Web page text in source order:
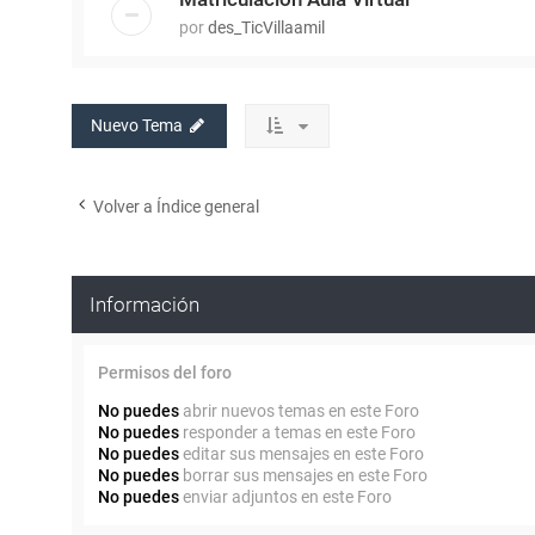
pordes_TicVillaamil
Nuevo Tema
Volver a Índice general
Información
Permisos del foro
No puedes abrir nuevos temas en este Foro
No puedes responder a temas en este Foro
No puedeseditar sus mensajes en este Foro
No puedes borrar sus mensajes en este Foro
No puedesenviar adjuntos en este Foro